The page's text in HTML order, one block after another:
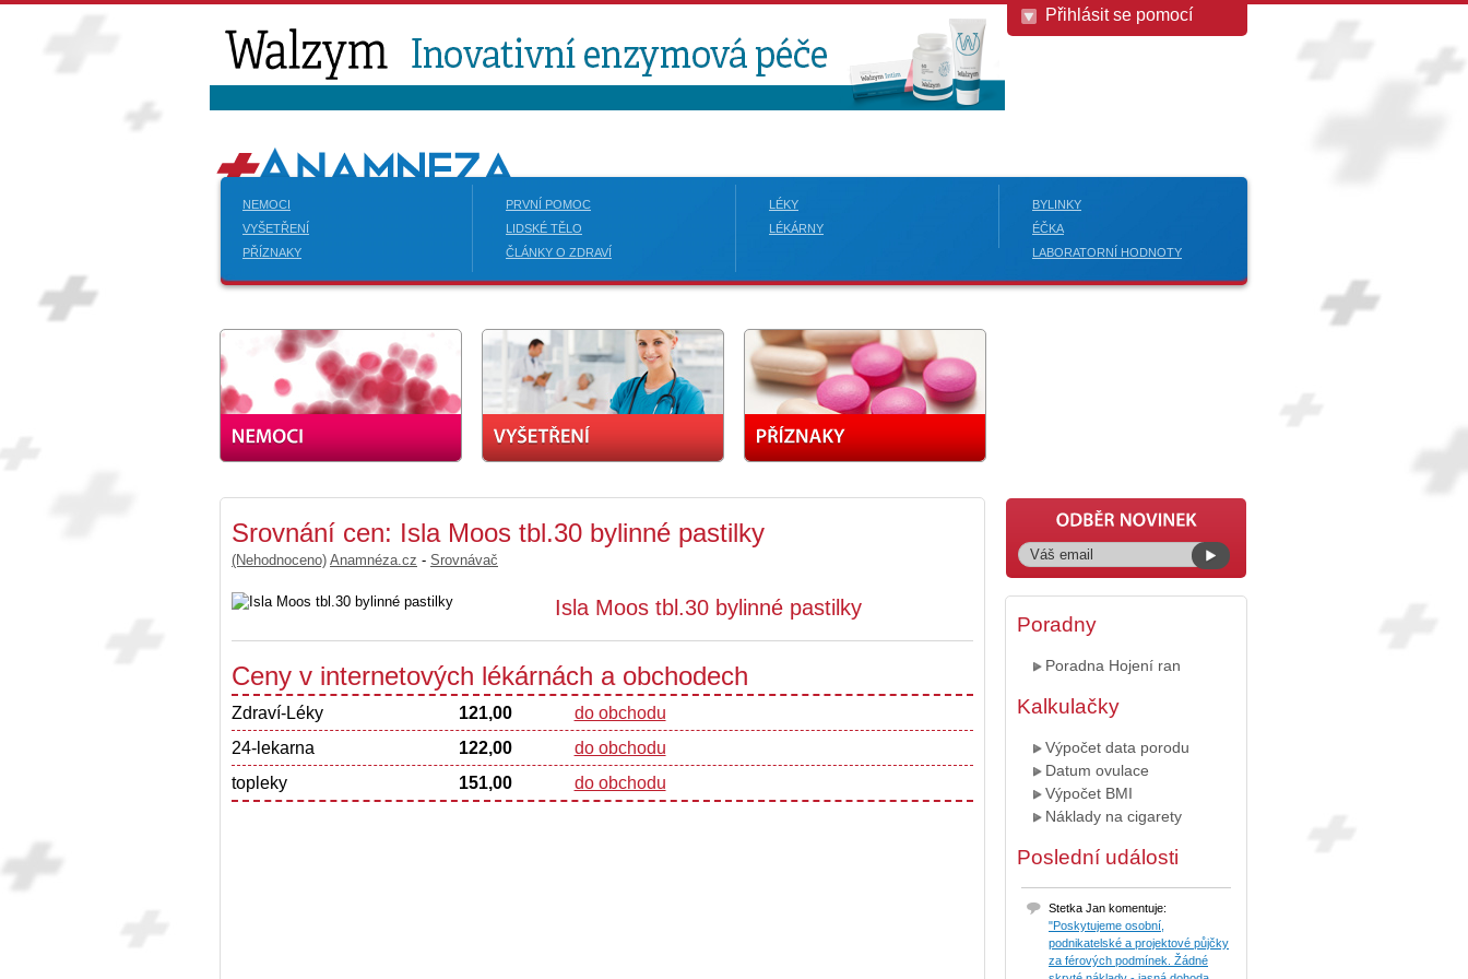
Přihlásit se pomocí
NEMOCI
VYŠETŘENÍ
PŘÍZNAKY
PRVNÍ POMOC
LIDSKÉ TĚLO
ČLÁNKY O ZDRAVÍ
LÉKY
LÉKÁRNY
BYLINKY
ÉČKA
LABORATORNÍ HODNOTY
Srovnání cen: Isla Moos tbl.30 bylinné pastilky
(Nehodnoceno) Anamnéza.cz - Srovnávač
Isla Moos tbl.30 bylinné pastilky
Ceny v internetových lékárnách a obchodech
Zdraví-Léky 121,00
do obchodu
24-lekarna
122,00
do obchodu
topleky
151,00 do obchodu
Poradny
Poradna Hojení ran
Kalkulačky
Výpočet data porodu
Datum ovulace
Výpočet BMI
Náklady na cigarety
Poslední události
Stetka Jan komentuje:
"Poskytujeme osobní,
podnikatelské a projektové půjčky
za férových podmínek. Žádné